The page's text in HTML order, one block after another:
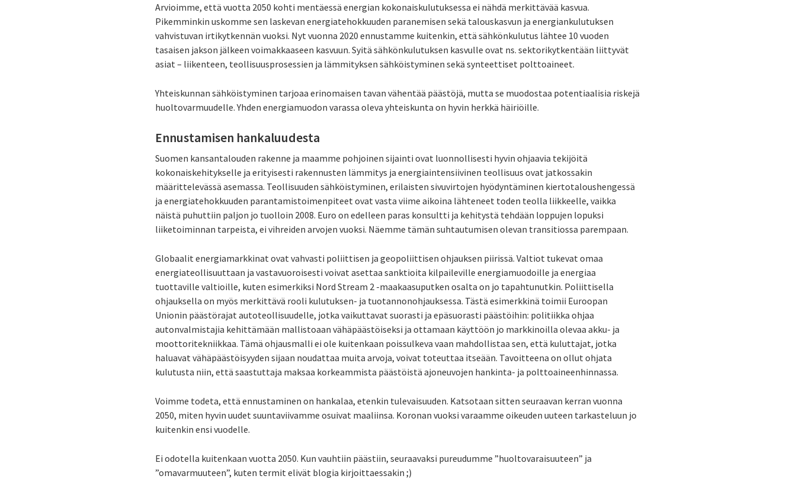
Arvioimme, että vuotta 2050 kohti mentäessä energian kokonaiskulutuksessa ei nähdä merkittävää kasvua.
Pikemminkin uskomme sen laskevan energiatehokkuuden paranemisen sekä talouskasvun ja energiankulutuksen
vahvistuvan irtikytkennän vuoksi. Nyt vuonna 2020 ennustamme kuitenkin, että sähkönkulutus lähtee 10 vuoden
tasaisen jakson jälkeen voimakkaaseen kasvuun. Syitä sähkönkulutuksen kasvulle ovat ns. sektorikytkentään liittyvät
asiat – liikenteen, teollisuusprosessien ja lämmityksen sähköistyminen sekä synteettiset polttoaineet.
Yhteiskunnan sähköistyminen tarjoaa erinomaisen tavan vähentää päästöjä, mutta se muodostaa potentiaalisia riskejä
huoltovarmuudelle. Yhden energiamuodon varassa oleva yhteiskunta on hyvin herkkä häiriöille.
Ennustamisen hankaluudesta
Suomen kansantalouden rakenne ja maamme pohjoinen sijainti ovat luonnollisesti hyvin ohjaavia tekijöitä
kokonaiskehitykselle ja erityisesti rakennusten lämmitys ja energiaintensiivinen teollisuus ovat jatkossakin
määrittelevässä asemassa. Teollisuuden sähköistyminen, erilaisten sivuvirtojen hyödyntäminen kiertotaloushengessä
ja energiatehokkuuden parantamistoimenpiteet ovat vasta viime aikoina lähteneet toden teolla liikkeelle, vaikka
näistä puhuttiin paljon jo tuolloin 2008. Euro on edelleen paras konsultti ja kehitystä tehdään loppujen lopuksi
liiketoiminnan tarpeista, ei vihreiden arvojen vuoksi. Näemme tämän suhtautumisen olevan transitiossa parempaan.
Globaalit energiamarkkinat ovat vahvasti poliittisen ja geopoliittisen ohjauksen piirissä. Valtiot tukevat omaa
energiateollisuuttaan ja vastavuoroisesti voivat asettaa sanktioita kilpaileville energiamuodoille ja energiaa
tuottaville valtioille, kuten esimerkiksi Nord Stream 2 -maakaasuputken osalta on jo tapahtunutkin. Poliittisella
ohjauksella on myös merkittävä rooli kulutuksen- ja tuotannonohjauksessa. Tästä esimerkkinä toimii Euroopan
Unionin päästörajat autoteollisuudelle, jotka vaikuttavat suorasti ja epäsuorasti päästöihin: politiikka ohjaa
autonvalmistajia kehittämään mallistoaan vähäpäästöiseksi ja ottamaan käyttöön jo markkinoilla olevaa akku- ja
moottoritekniikkaa. Tämä ohjausmalli ei ole kuitenkaan poissulkeva vaan mahdollistaa sen, että kuluttajat, jotka
haluavat vähäpäästöisyyden sijaan noudattaa muita arvoja, voivat toteuttaa itseään. Tavoitteena on ollut ohjata
kulutusta niin, että saastuttaja maksaa korkeammista päästöistä ajoneuvojen hankinta- ja polttoaineenhinnassa.
Voimme todeta, että ennustaminen on hankalaa, etenkin tulevaisuuden. Katsotaan sitten seuraavan kerran vuonna
2050, miten hyvin uudet suuntaviivamme osuivat maaliinsa. Koronan vuoksi varaamme oikeuden uuteen tarkasteluun jo
kuitenkin ensi vuodelle.
Ei odotella kuitenkaan vuotta 2050. Kun vauhtiin päästiin, seuraavaksi pureudumme ”huoltovaraisuuteen” ja
”omavarmuuteen”, kuten termit elivät blogia kirjoittaessakin ;)